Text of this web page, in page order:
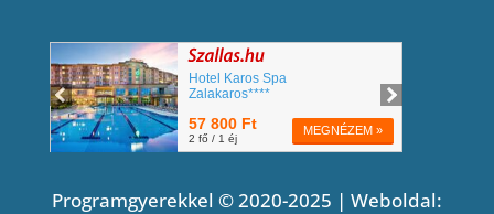
Programgyerekkel © 2020-2025 | Weboldal: